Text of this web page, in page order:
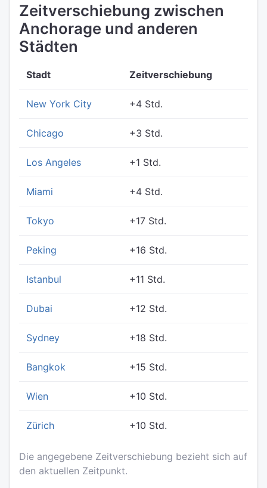
Zeitverschiebung zwischen
Anchorage und anderen
Städten
Stadt Zeitverschiebung
New York City +4 Std.
Chicago +3 Std.
Los Angeles +1 Std.
Miami +4 Std.
Tokyo +17 Std.
Peking +16 Std.
Istanbul +11 Std.
Dubai +12 Std.
Sydney +18 Std.
Bangkok +15 Std.
Wien +10 Std.
Zürich +10 Std.
Die angegebene Zeitverschiebung bezieht sich auf
den aktuellen Zeitpunkt.